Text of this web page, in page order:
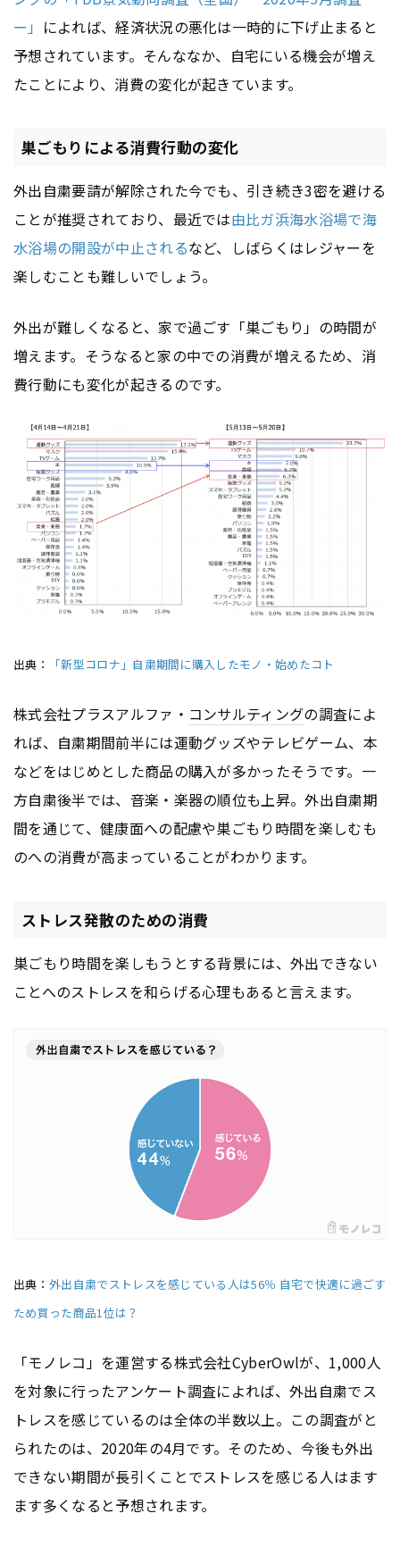
ー」 によれば、経済状況の悪化は一時的に下げ止まると
予想されています。そんななか、自宅にいる機会が増え
たことにより、消費の変化が起きています。
巣ごもりによる消費行動の変化
外出自粛要請が解除された今でも、引き続き3密を避ける
ことが推奨されており、最近では由比ガ浜海水浴場で海
水浴場の開設が中止されるなど、しばらくはレジャーを
楽しむことも難しいでしょう。
外出が難しくなると、家で過ごす「巣ごもり」の時間が
増えます。そうなると家の中での消費が増えるため、消
費行動にも変化が起きるのです。
出典： 「新型コロナ」自粛期間に購入したモノ・始めたコト
株式会社プラスアルファ・ コンサルティングの調査によ
れば、自粛期間前半には運動グッズやテレビゲーム、本
などをはじめとした商品の購入が多かったそうです。一
方自粛後半では、音楽・楽器の順位も上昇。外出自粛期
間を通じて、健康面への配慮や巣ごもり時間を楽しむも
のへの消費が高まっていることがわかります。
ストレス発散のための消費
巣ごもり時間を楽しもうとする背景には、外出できない
ことへのストレスを和らげる心理もあると言えます。
出典： 外出自粛でストレスを感じている人は56％ 自宅で快適に過ごす
ため買った商品1位は？
「モノレコ」を運営する株式会社CyberOwlが、1,000人
を対象に行ったアンケート調査によれば、外出自粛でス
トレスを感じているのは全体の半数以上。この調査がと
られたのは、2020年の4月です。そのため、今後も外出
できない期間が長引くことでストレスを感じる人はます
ます多くなると予想されます。